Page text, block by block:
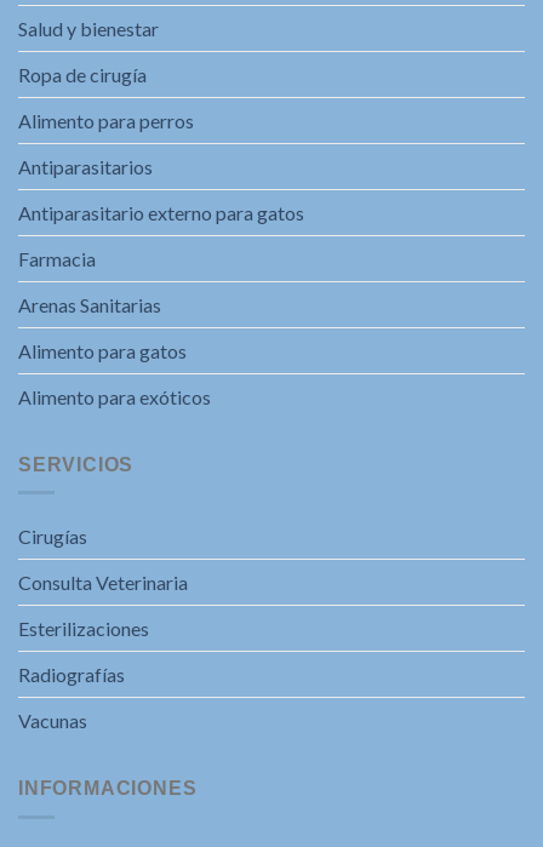
Salud y bienestar
Ropa de cirugía
Alimento para perros
Antiparasitarios
Antiparasitario externo para gatos
Farmacia
Arenas Sanitarias
Alimento para gatos
Alimento para exóticos
SERVICIOS
Cirugías
Consulta Veterinaria
Esterilizaciones
Radiografías
Vacunas
INFORMACIONES